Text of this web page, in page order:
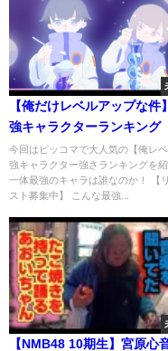
【俺だけレベルアップな件
強キャラクターランキング
今回はピッコマで大人気の【俺レ
強キャラクター強さランキングを紹
一体最強のキャラは誰なのか！ 【
スト募集中】 こんな最強...
【NMB48 10期生】宮原心